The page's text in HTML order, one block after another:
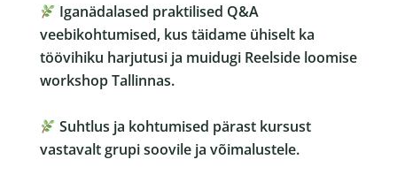
Iganädalased praktilised Q&A
veebikohtumised, kus täidame ühiselt ka
töövihiku harjutusi ja muidugi Reelside loomise
workshop Tallinnas.
Suhtlus ja kohtumised pärast kursust
vastavalt grupi soovile ja võimalustele.